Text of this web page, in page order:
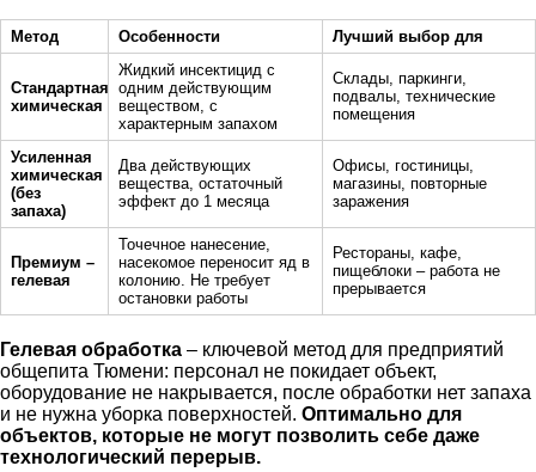
Метод Особенности Лучший выбор для
Стандартная
химическая
Жидкий инсектицид с
одним действующим
веществом, с
характерным запахом
Склады, паркинги,
подвалы, технические
помещения
Усиленная
химическая
(без
запаха)
Два действующих
вещества, остаточный
эффект до 1 месяца
Офисы, гостиницы,
магазины, повторные
заражения
Премиум –
гелевая
Точечное нанесение,
насекомое переносит яд в
колонию. Не требует
остановки работы
Рестораны, кафе,
пищеблоки – работа не
прерывается
Гелевая обработка – ключевой метод для предприятий
общепита Тюмени: персонал не покидает объект,
оборудование не накрывается, после обработки нет запаха
и не нужна уборка поверхностей. Оптимально для
объектов, которые не могут позволить себе даже
технологический перерыв.